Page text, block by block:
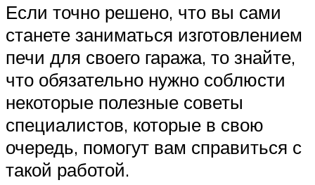
Если точно решено, что вы сами
станете заниматься изготовлением
печи для своего гаража, то знайте,
что обязательно нужно соблюсти
некоторые полезные советы
специалистов, которые в свою
очередь, помогут вам справиться с
такой работой.